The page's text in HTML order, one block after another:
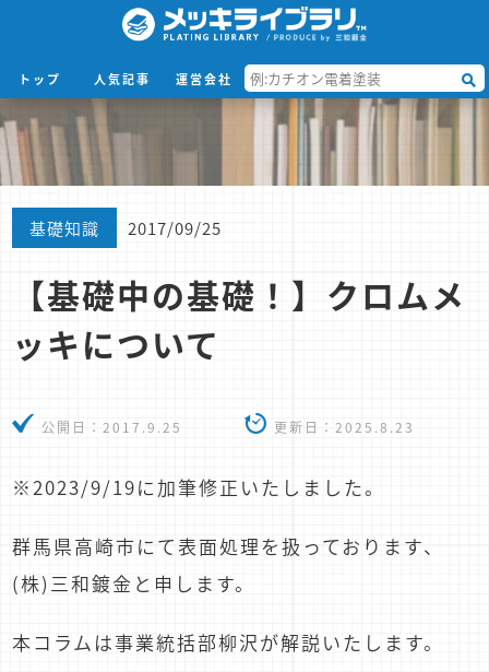
トップ 人気記事 運営会社
基礎知識 2017/09/25
【基礎中の基礎！】クロムメ
ッキについて
公開日：2017.9.25 更新日： 2025.8.23
※2023/9/19に加筆修正いたしました。
群馬県高崎市にて表面処理を扱っております、
(株)三和鍍金と申します。
本コラムは事業統括部柳沢が解説いたします。